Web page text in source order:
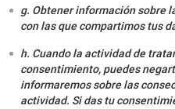
g. Obtener información sobre
con las que compartimos tus
h. Cuando la actividad de
consentimiento, puedes
informaremos sobre las
actividad. Si das tu